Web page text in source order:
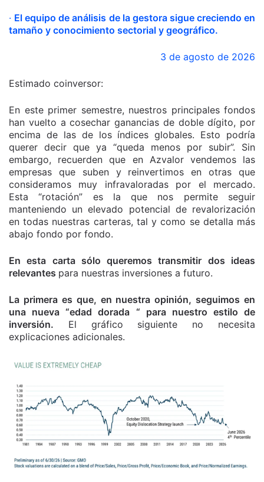
· El equipo de análisis de la gestora sigue creciendo en
tamaño y conocimiento sectorial y geográfico.
3 de agosto de 2026
Estimado coinversor:
En este primer semestre, nuestros principales fondos
han vuelto a cosechar ganancias de doble dígito, por
encima de las de los índices globales. Esto podría
querer decir que ya “queda menos por subir”. Sin
embargo, recuerden que en Azvalor vendemos las
empresas que suben y reinvertimos en otras que
consideramos muy infravaloradas por el mercado.
Esta “rotación” es la que nos permite seguir
manteniendo un elevado potencial de revalorización
en todas nuestras carteras, tal y como se detalla más
abajo fondo por fondo.
En esta carta sólo queremos transmitir dos ideas
relevantes para nuestras inversiones a futuro.
La primera es que, en nuestra opinión, seguimos en
una nueva “edad dorada “ para nuestro estilo de
inversión. El gráfico siguiente no necesita
explicaciones adicionales.